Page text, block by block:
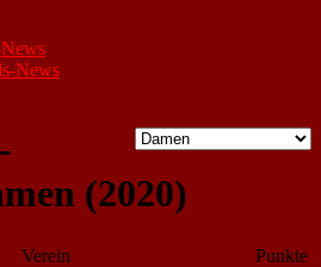
News
(2020)
Verein
Punkte